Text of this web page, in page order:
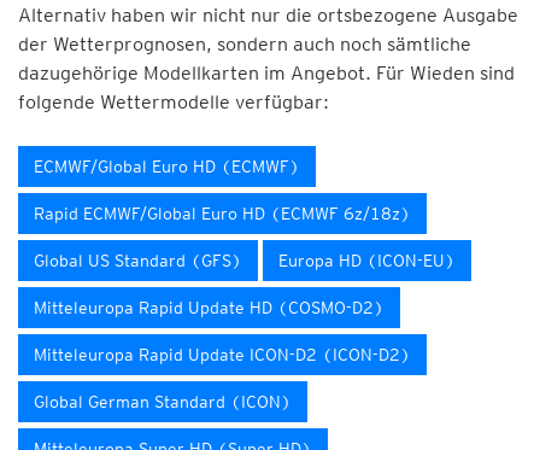
Alternativ haben wir nicht nur die ortsbezogene Ausgabe
der Wetterprognosen, sondern auch noch sämtliche
dazugehörige Modellkarten im Angebot. Für Wieden sind
folgende Wettermodelle verfügbar:
ECMWF/Global Euro HD (ECMWF)
Rapid ECMWF/Global Euro HD (ECMWF 6z/18z)
Global US Standard (GFS) Europa HD (ICON-EU)
Mitteleuropa Rapid Update HD (COSMO-D2)
Mitteleuropa Rapid Update ICON-D2 (ICON-D2)
Global German Standard (ICON)